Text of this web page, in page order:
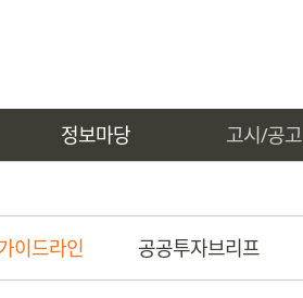
정보마당 고시/공고
이드라인 공공투자브리프